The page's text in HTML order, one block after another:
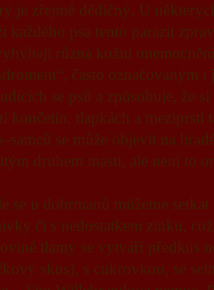
je zřejmě dědičný. U
každého psa tento parazit
různá kožní
často označovaným
se psů a způsobuje, že
končetin, tlapkách a
se může objevit na
druhem masti, ale není to
se u dobrmanů můžeme
či s nedostatkem zinku,
tlamy se vytváří předkus
skus), s cukrovkou, se